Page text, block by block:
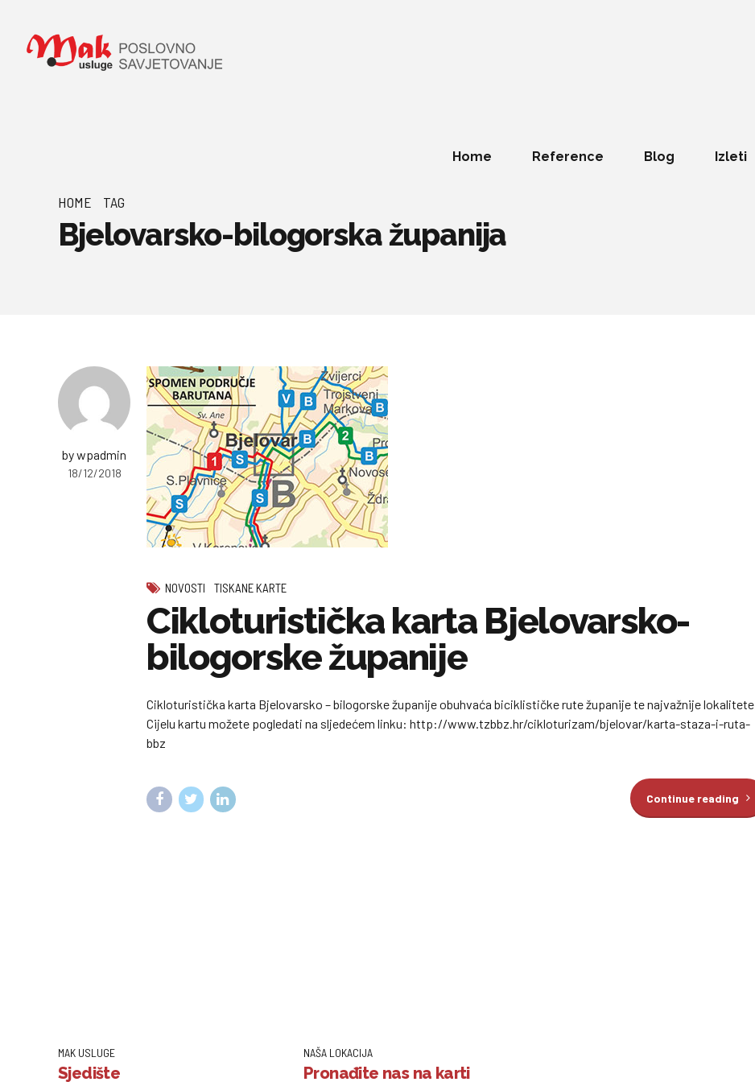
Home Reference Blog Izleti
HOME TAG
Bjelovarsko-bilogorska županija
by wpadmin
18/12/2018
NOVOSTI TISKANE KARTE
Cikloturistička karta Bjelovarsko-
bilogorske županije
Cikloturistička karta Bjelovarsko – bilogorske županije obuhvaća biciklističke rute županije te najvažnije lokalitete.
Cijelu kartu možete pogledati na sljedećem linku: http://www.tzbbz.hr/cikloturizam/bjelovar/karta-staza-i-ruta-
bbz
Continue reading
MAK USLUGE
Sjedište
NAŠA LOKACIJA
Pronađite nas na karti